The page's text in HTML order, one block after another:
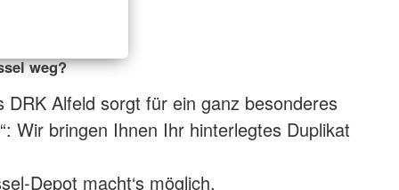
weg?
DRK Alfeld sorgt für ein ganz besonderes
Wir bringen Ihnen Ihr hinterlegtes Duplikat
Depot macht‘s möglich.